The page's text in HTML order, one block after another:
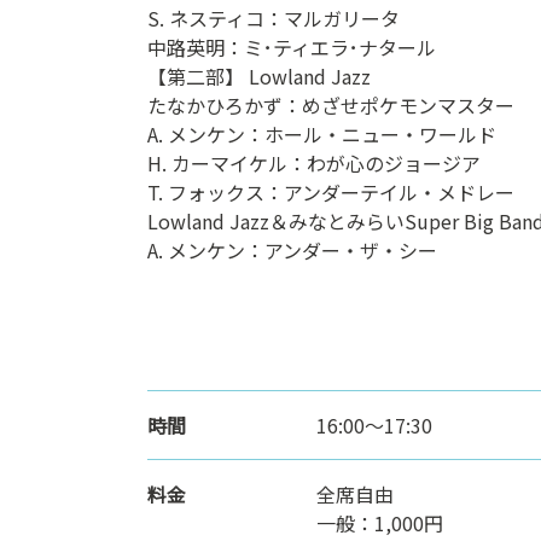
S. ネスティコ：マルガリータ
中路英明：ミ･ティエラ･ナタール
【第二部】 Lowland Jazz
たなかひろかず：めざせポケモンマスター
A. メンケン：ホール・ニュー・ワールド
H. カーマイケル：わが心のジョージア
T. フォックス：アンダーテイル・メドレー
Lowland Jazz＆みなとみらいSuper Big
A. メンケン：アンダー・ザ・シー
時間 16:00～17:30
料金
全席自由
一般：1,000円